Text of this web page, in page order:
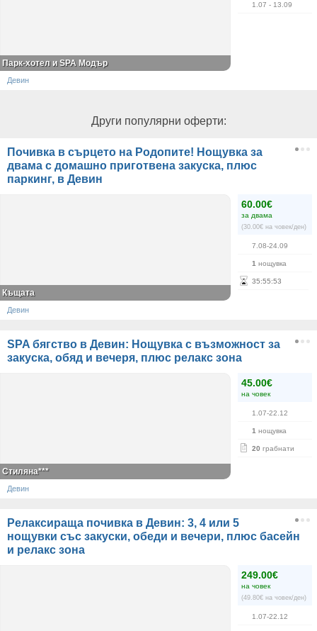
1.07 - 13.09
Парк-хотел и SPA Модър
Девин
Други популярни оферти:
Почивка в сърцето на Родопите! Нощувка за
двама с домашно приготвена закуска, плюс
паркинг, в Девин
60.00€
за двама
(30.00€ на човек/ден)
7.08-24.09
1 нощувка
35:55:53
Къщата
Девин
SPA бягство в Девин: Нощувка с възможност за
закуска, обяд и вечеря, плюс релакс зона
45.00€
на човек
1.07-22.12
1 нощувка
20 грабнати
Стиляна***
Девин
Релаксираща почивка в Девин: 3, 4 или 5
нощувки със закуски, обеди и вечери, плюс басейн
и релакс зона
249.00€
на човек
(49.80€ на човек/ден)
1.07-22.12